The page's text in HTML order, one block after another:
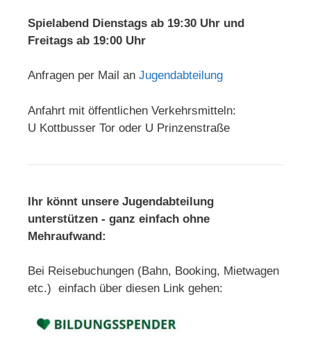
Spielabend Dienstags ab 19:30 Uhr und
Freitags ab 19:00 Uhr
Anfragen per Mail an Jugendabteilung
Anfahrt mit öffentlichen Verkehrsmitteln:
U Kottbusser Tor oder U Prinzenstraße
Ihr könnt unsere Jugendabteilung
unterstützen - ganz einfach ohne
Mehraufwand:
Bei Reisebuchungen (Bahn, Booking, Mietwagen
etc.) einfach über diesen Link gehen: